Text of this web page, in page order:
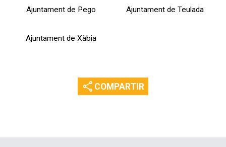
Ajuntament de Pego Ajuntament de Teulada
Ajuntament de Xàbia
share COMPARTIR